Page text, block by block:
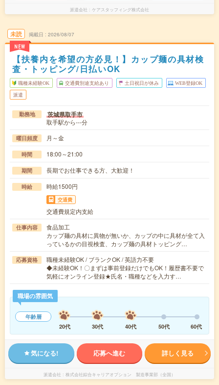
派遣会社 ケアスタッフィング株式会社
未読
NEW
掲載日 2026/08/07
【扶養内を希望の方必見！】カップ麺の具材検
査・トッピング/日払いOK
職種未経験OK 交通費別途支給あり 土日祝日が休み WEB登録OK
派遣
勤務地 茨城県取手市
取手駅から---分
曜日頻度 月～金
時間 18:00～21:00
期間 長期でお仕事できる方、大歓迎！
時給 時給1500円
交通費
交通費規定内支給
仕事内容
食品加工
カップ麺の具材に異物が無いか、カップの中に具材が全て入
っているかの目視検査、カップ麺の具材トッピング…
応募資格
職種未経験OK / ブランクOK / 英語力不要
◆未経験OK！〇まずは事前登録だけでもOK！履歴書不要で
気軽にオンライン登録★氏名・職種などを入力す…
職場の雰囲気
年齢層
20代
30代 40代 50代 60代
気になる! 応募へ進む 詳しく見る
派遣会社 株式会社綜合キャリアオプション 製造事業部（全国）